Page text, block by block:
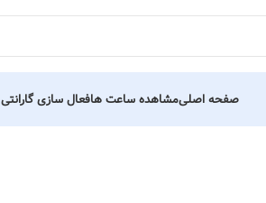
صفحه اصلیمشاهده ساعت هافعال سازی گارانتی